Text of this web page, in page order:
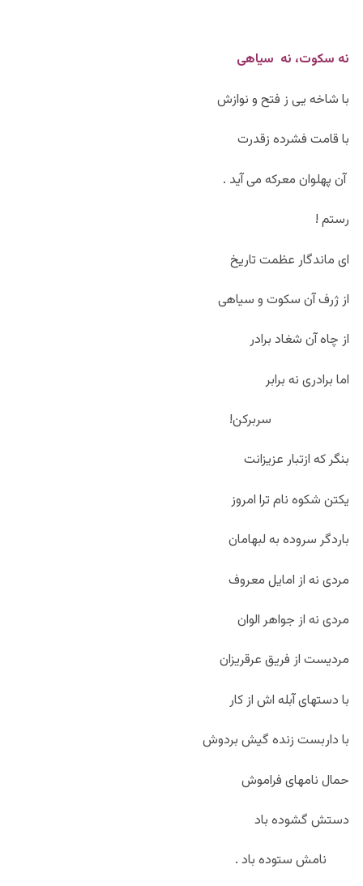
نه سکوت، نه سیاهی
با شاخه یی ز فتح و نوازش
با قامت فشرده زقدرت
آن پهلوان معرکه می آید .
رستم !
ای ماندگار عظمت تاریخ
از ژرف آن سکوت و سیاهی
از چاه آن شغاد برادر
اما برادری نه برابر
سربرکن!
بنگر که ازتبار عزیزانت
یکتن شکوه نام ترا امروز
باردگر سروده به لبهامان
مردی نه از امایل معروف
مردی نه از جواهر الوان
مردیست از فریق عرقریزان
با دستهای آبله اش از کار
با داربست زنده گیش بردوش
حمال نامهای فراموش
دستش گشوده باد
نامش ستوده باد .